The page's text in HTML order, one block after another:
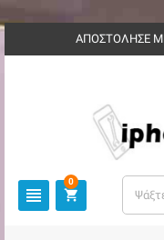
ΑΠΟΣΤΟΛΗΣΕ
view_headline shopping_cart
0